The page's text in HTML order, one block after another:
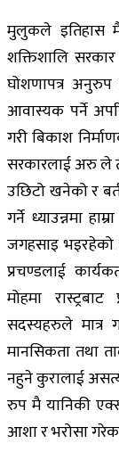
मुलुकले इतिहास
शक्तिशालि
घोशणापत्र
आवास्यक पर्ने
गरी बिकाश
सरकारलाई अरु ले
उछिटो खनेको र
गर्ने ध्याउन्नमा
जगहसाइ भइरहेको
प्रचण्डलाई
मोहमा
सदस्यहरुले मात्र
मानसिकता तथा
नहुने कुरालाई
रुप मै यानिकी
आशा र भरोसा